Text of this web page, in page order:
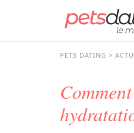
PETS DATING